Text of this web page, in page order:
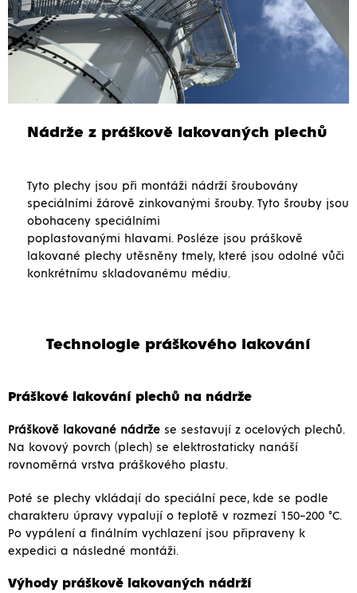
Nádrže z práškově lakovaných plechů
Tyto plechy jsou při montáži nádrží šroubovány
speciálními žárově zinkovanými šrouby. Tyto šrouby jsou
obohaceny speciálními
poplastovanými hlavami. Posléze jsou práškově
lakované plechy utěsněny tmely, které jsou odolné vůči
konkrétnímu skladovanému médiu.
Technologie práškového lakování
Práškové lakování plechů na nádrže
Práškově lakované nádrže se sestavují z ocelových plechů.
Na kovový povrch (plech) se elektrostaticky nanáší
rovnoměrná vrstva práškového plastu.
Poté se plechy vkládají do speciální pece, kde se podle
charakteru úpravy vypalují o teplotě v rozmezí 150–200 °C.
Po vypálení a finálním vychlazení jsou připraveny k
expedici a následné montáži.
Výhody práškově lakovaných nádrží